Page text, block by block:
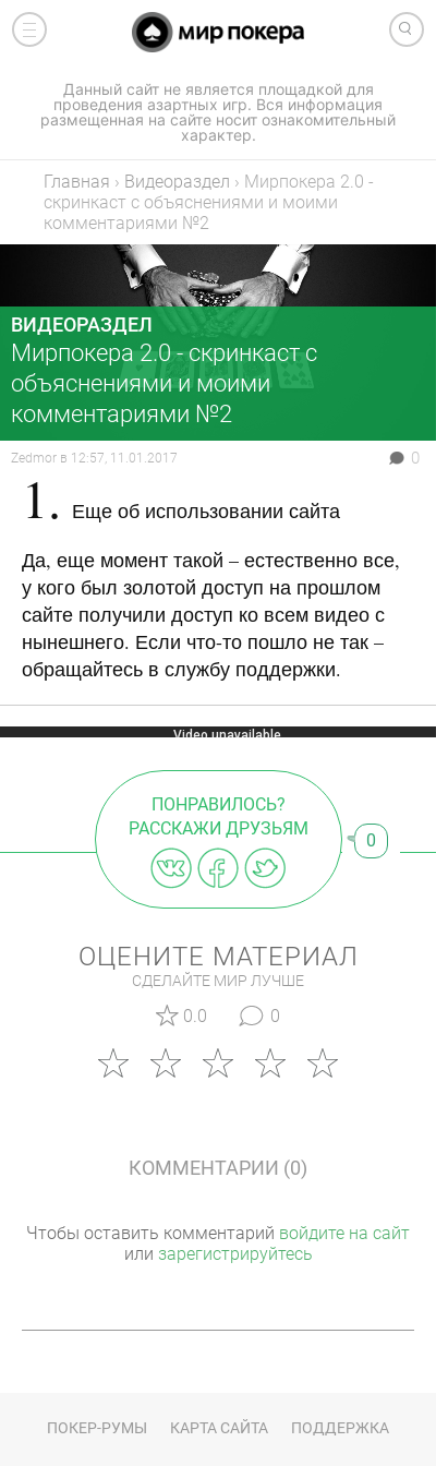
Данный сайт не является площадкой для
проведения азартных игр. Вся информация
размещенная на сайте носит ознакомительный
характер.
Главная › Видеораздел › Мирпокера 2.0 -
скринкаст с объяснениями и моими
комментариями №2
ВИДЕОРАЗДЕЛ
Мирпокера 2.0 - скринкаст с
объяснениями и моими
комментариями №2
Zedmor в 12:57, 11.01.2017 0
1. Еще об использовании сайта
Да, еще момент такой – естественно все,
у кого был золотой доступ на прошлом
сайте получили доступ ко всем видео с
нынешнего. Если что-то пошло не так –
обращайтесь в службу поддержки.
ПОНРАВИЛОСЬ?
РАССКАЖИ ДРУЗЬЯМ
0
ОЦЕНИТЕ МАТЕРИАЛ
СДЕЛАЙТЕ МИР ЛУЧШЕ
0.0 0
КОММЕНТАРИИ (0)
Чтобы оставить комментарий войдите на сайт
или зарегистрируйтесь
ПОКЕР-РУМЫ КАРТА САЙТА ПОДДЕРЖКА